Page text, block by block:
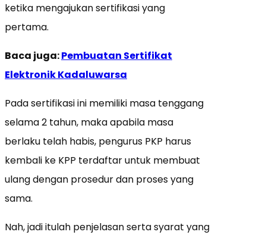
ketika mengajukan sertifikasi yang
pertama.
Baca juga:Pembuatan Sertifikat
Elektronik Kadaluwarsa
Pada sertifikasi ini memiliki masa tenggang
selama 2 tahun, maka apabila masa
berlaku telah habis, pengurus PKP harus
kembali ke KPP terdaftar untuk membuat
ulang dengan prosedur dan proses yang
sama.
Nah, jadi itulah penjelasan serta syarat yang